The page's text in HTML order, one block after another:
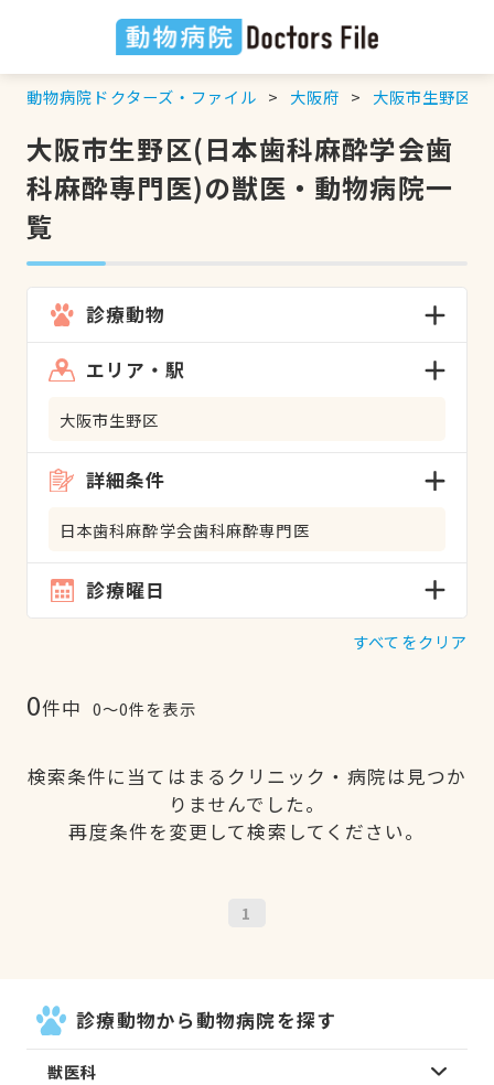
動物病院ドクターズ・ファイル 大阪府 大阪市生野区
大阪市生野区(日本歯科麻酔学会歯
科麻酔専門医)の獣医・動物病院一
覧
診療動物
エリア・駅
大阪市生野区
詳細条件
日本歯科麻酔学会歯科麻酔専門医
診療曜日
すべてをクリア
0件中 0〜0件を表示
検索条件に当てはまるクリニック・病院は見つか
りませんでした。
再度条件を変更して検索してください。
1
診療動物から動物病院を探す
獣医科